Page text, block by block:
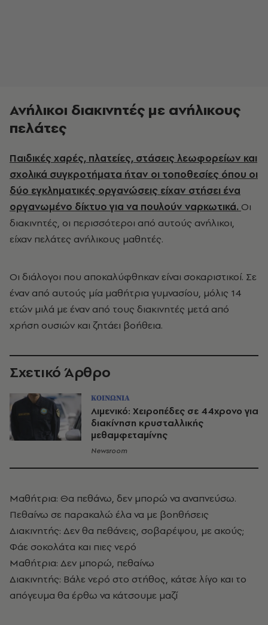
Ανήλικοι διακινητές με ανήλικους
πελάτες
Παιδικές χαρές, πλατείες, στάσεις λεωφορείων και
σχολικά συγκροτήματα ήταν οι τοποθεσίες όπου οι
δύο εγκληματικές οργανώσεις είχαν στήσει ένα
οργανωμένο δίκτυο για να πουλούν ναρκωτικά. Οι
διακινητές, οι περισσότεροι από αυτούς ανήλικοι,
είχαν πελάτες ανήλικους μαθητές.
Οι διάλογοι που αποκαλύφθηκαν είναι σοκαριστικοί. Σε
έναν από αυτούς μία μαθήτρια γυμνασίου, μόλις 14
ετών μιλά με έναν από τους διακινητές μετά από
χρήση ουσιών και ζητάει βοήθεια.
Σχετικό Άρθρο
ΚΟΙΝΩΝΙΑ
Λιμενικό: Χειροπέδες σε 44χρονο για
διακίνηση κρυσταλλικής
μεθαμφεταμίνης
Newsroom
Μαθήτρια: Θα πεθάνω, δεν μπορώ να αναπνεύσω.
Πεθαίνω σε παρακαλώ έλα να με βοηθήσεις
Διακινητής: Δεν θα πεθάνεις, σοβαρέψου, με ακούς;
Φάε σοκολάτα και πιες νερό
Μαθήτρια: Δεν μπορώ, πεθαίνω
Διακινητής: Βάλε νερό στο στήθος, κάτσε λίγο και το
απόγευμα θα έρθω να κάτσουμε μαζί